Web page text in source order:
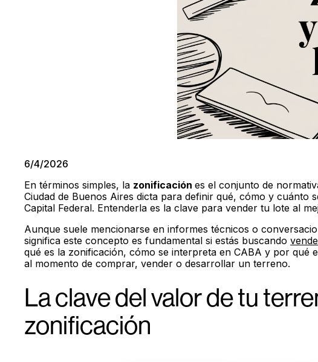
6/4/2026
En términos simples, la zonificación es el conjunto de
Ciudad de Buenos Aires dicta para definir qué, cómo y cuánto
Capital Federal. Entenderla es la clave para vender tu lote al
Aunque suele mencionarse en informes técnicos o
significa este concepto es fundamental si estás buscando
qué es la zonificación, cómo se interpreta en CABA y por qué
al momento de comprar, vender o desarrollar un terreno.
La clave del valor de tu
zonificación